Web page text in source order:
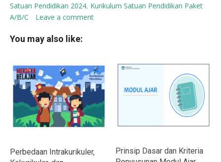
Satuan Pendidikan 2024, Kurikulum Satuan Pendidikan Paket
A/B/C
Leave a comment
You may also like:
Perbedaan Intrakurikuler,
Prinsip Dasar dan Kriteria